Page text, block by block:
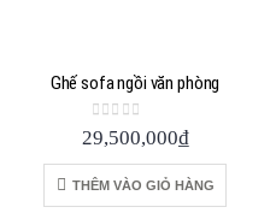
Ghế sofa ngồi văn phòng
0out of 5
29,500,000₫
THÊM VÀO GIỎ HÀNG